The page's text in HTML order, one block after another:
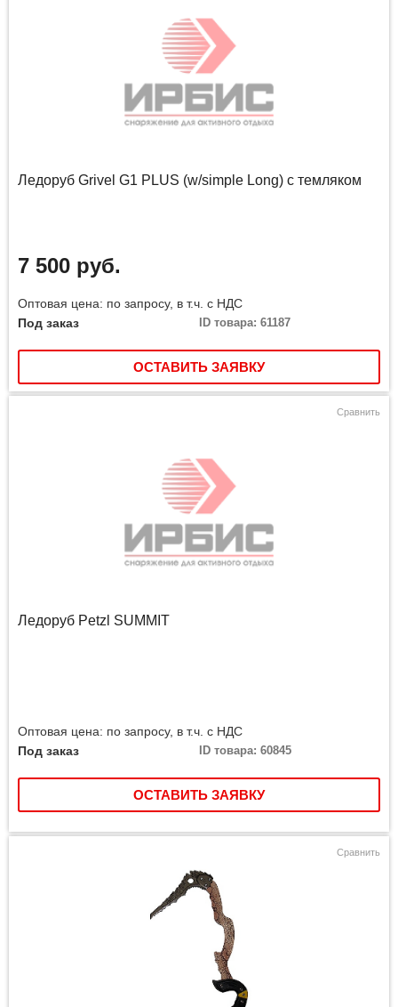
Ледоруб Grivel G1 PLUS (w/simple Long) с темляком
7 500 руб.
Оптовая цена: по запросу, в т.ч. с НДС
Под заказ
ID товара: 61187
ОСТАВИТЬ ЗАЯВКУ
Сравнить
Ледоруб Petzl SUMMIT
Оптовая цена: по запросу, в т.ч. с НДС
Под заказ
ID товара: 60845
ОСТАВИТЬ ЗАЯВКУ
Сравнить